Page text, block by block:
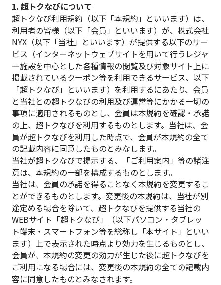
1. 超トクなびについて
超トクなび利用規約（以下「本規約」といいます）は、
利用者の皆様（以下「会員」といいます）が、株式会社
NYX（以下「当社」といいます）が提供する以下のサー
ビス（インターネットウェブサイトを用いて行うレジャ
ー施設を中心とした各種情報の閲覧及び対象サイト上に
掲載されているクーポン等を利用できるサービス、以下
「超トクなび」といいます）を利用するにあたり、会員
と当社との超トクなびの利用及び運営等にかかる一切の
事項に適用されるものとし、会員は本規約を確認・承諾
の上、超トクなびを利用するものとします。当社は、会
員が超トクなびを利用した時点で、会員が本規約の全て
の記載内容に同意したものとみなします。
当社が超トクなびで提示する、「ご利用案内」等の諸注
意は、本規約の一部を構成するものとします。
当社は、会員の承諾を得ることなく本規約を変更するこ
とができるものとします。変更後の本規約は、当社が別
途定める場合を除いて、超トクなびを提供する当社の
WEBサイト「超トクなび」（以下パソコン・タブレッ
ト端末・スマートフォン等を総称し「本サイト」といい
ます）上で表示された時点より効力を生じるものとし、
会員が、本規約の変更の効力が生じた後に超トクなびを
ご利用になる場合には、変更後の本規約の全ての記載内
容に同意したものとみなされます。